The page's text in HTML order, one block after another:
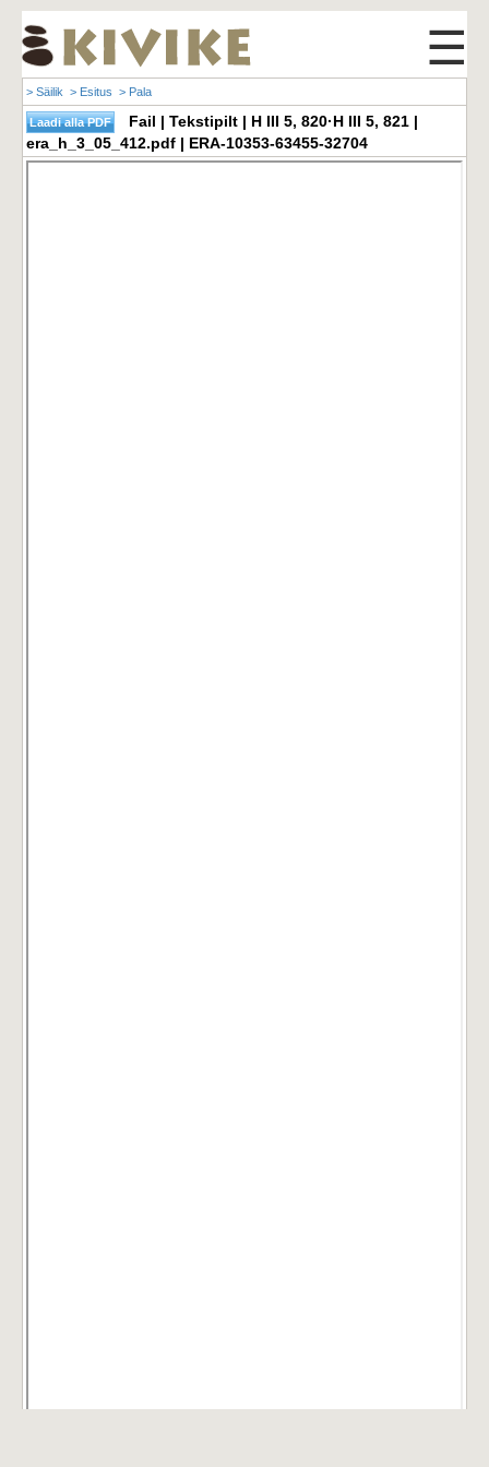
☰
> Säilik > Esitus > Pala
Fail | Tekstipilt | H III 5, 820·H III 5, 821 |
era_h_3_05_412.pdf | ERA-10353-63455-32704